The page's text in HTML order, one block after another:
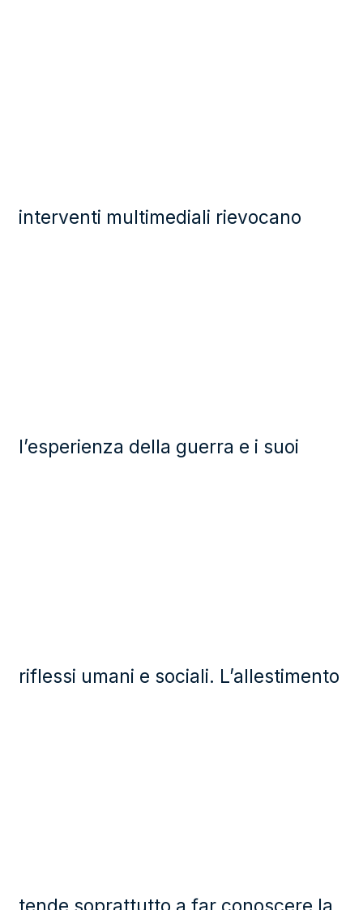
interventi multimediali rievocano
l’esperienza della guerra e i suoi
riflessi umani e sociali. L’allestimento